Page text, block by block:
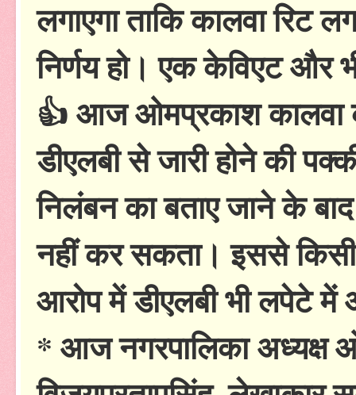
लगाएगा ताकि कालवा रिट
निर्णय हो। एक केविएट और
👍 आज ओमप्रकाश कालवा
डीएलबी से जारी होने की
निलंबन का बताए जाने के
नहीं कर सकता। इससे
आरोप में डीएलबी भी लपेटे
* आज नगरपालिका अध्यक्ष